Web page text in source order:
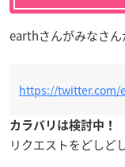
earthさんがみなさん
https://twitter.com/
カラバリは検討中！
リクエストをどしど